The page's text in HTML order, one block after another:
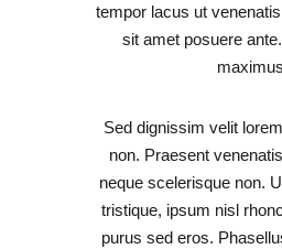
tempor lacus ut
sit amet posuere
Sed dignissim velit
non. Praesent
neque scelerisque non.
tristique, ipsum nisl
purus sed eros.